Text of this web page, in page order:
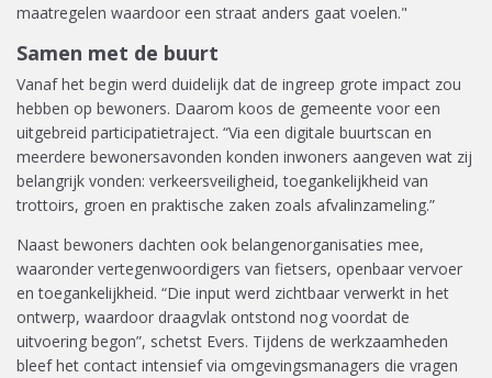
maatregelen waardoor een straat anders gaat voelen."
Samen met de buurt
Vanaf het begin werd duidelijk dat de ingreep grote impact zou
hebben op bewoners. Daarom koos de gemeente voor een
uitgebreid participatietraject. “Via een digitale buurtscan en
meerdere bewonersavonden konden inwoners aangeven wat zij
belangrijk vonden: verkeersveiligheid, toegankelijkheid van
trottoirs, groen en praktische zaken zoals afvalinzameling.”
Naast bewoners dachten ook belangenorganisaties mee,
waaronder vertegenwoordigers van fietsers, openbaar vervoer
en toegankelijkheid. “Die input werd zichtbaar verwerkt in het
ontwerp, waardoor draagvlak ontstond nog voordat de
uitvoering begon”, schetst Evers. Tijdens de werkzaamheden
bleef het contact intensief via omgevingsmanagers die vragen